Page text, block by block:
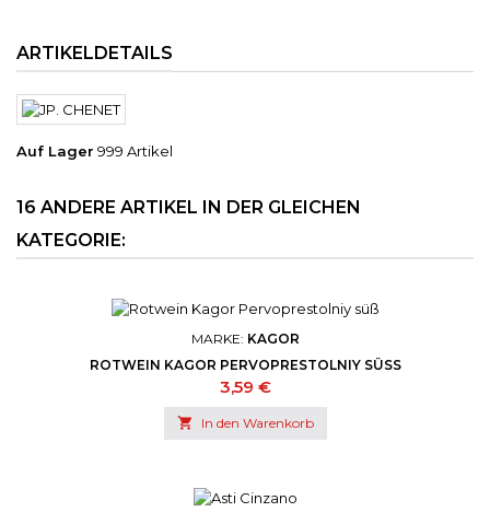
ARTIKELDETAILS
Auf Lager 999 Artikel
16 ANDERE ARTIKEL IN DER GLEICHEN
KATEGORIE:
MARKE: KAGOR
ROTWEIN KAGOR PERVOPRESTOLNIY SÜSS
Preis
3,59 €
 In den Warenkorb